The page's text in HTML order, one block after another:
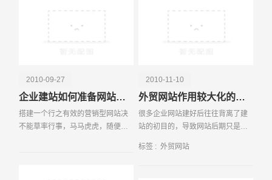
2010-09-27
企业建站如何准备网站建设资料
搭建一个行之有效的营销型网站决
不能草率行事，马马虎虎，随便准
2010-11-10
外贸网站作用较大化的六大技巧
很多企业网站建好后往往背离了建
站的初目的，导致网站后期只是企
业还是很难利用网站推广获得更多
标签 : 外贸网站
微信号